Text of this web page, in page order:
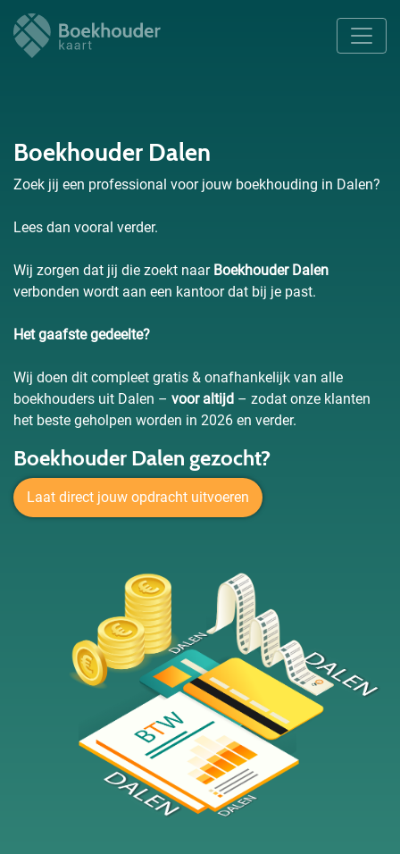
Boekhouder Dalen
Zoek jij een professional voor jouw boekhouding in Dalen?
Lees dan vooral verder.
Wij zorgen dat jij die zoekt naar Boekhouder Dalen
verbonden wordt aan een kantoor dat bij je past.
Het gaafste gedeelte?
Wij doen dit compleet gratis & onafhankelijk van alle
boekhouders uit Dalen – voor altijd – zodat onze klanten
het beste geholpen worden in 2026 en verder.
Boekhouder Dalen gezocht?
Laat direct jouw opdracht uitvoeren